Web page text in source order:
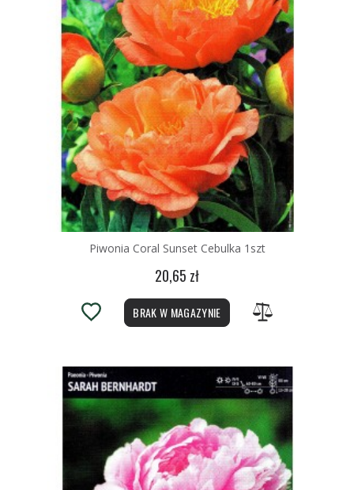
Piwonia Coral Sunset Cebulka 1szt
20,65 zł
BRAK W MAGAZYNIE